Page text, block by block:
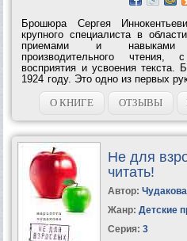
Брошюра Сергея
крупного специалиста в
приемами и навыками
производительного чтения,
восприятия и усвоения
1924 году. Это одно из первых
писал C. И. Пoварнин в
«краткое введение в искусство
О КНИГЕ ОТЗЫВЫ
Не для
читать!
Автор:
Жанр: Детские
Серия: 3